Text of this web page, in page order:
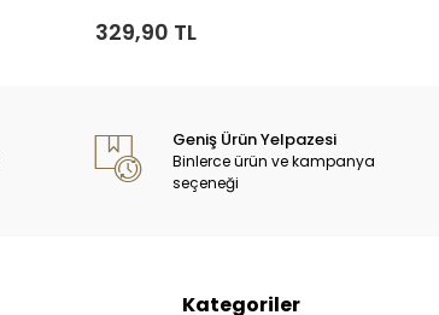
329,90 TL
Geniş Ürün Yelpazesi
Binlerce ürün ve kampanya
seçeneği
Kategoriler